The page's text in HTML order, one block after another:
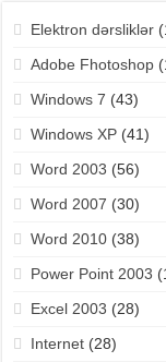
Elektron dərsliklər
Adobe Fhotoshop
Windows 7 (43)
Windows XP(41)
Word 2003 (56)
Word 2007 (30)
Word 2010(38)
Power Point 2003
Excel 2003 (28)
Internet(28)